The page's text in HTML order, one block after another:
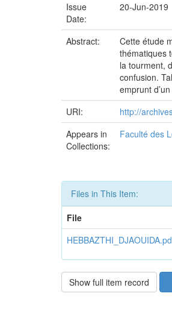
Issue
Date:
20-Jun-2019
Abstract:
Cette étude
thématiques
la tourment,
confusion.
emprunt
URI:
http://
Appears in
Collections:
Faculté des
Files in This Item:
File
Show full item record